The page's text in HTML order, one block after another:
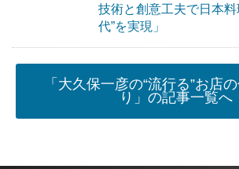
技術と創意工夫で日本
代”を実現」
「大久保一彦の“流行る”お店
り」の記事一覧へ